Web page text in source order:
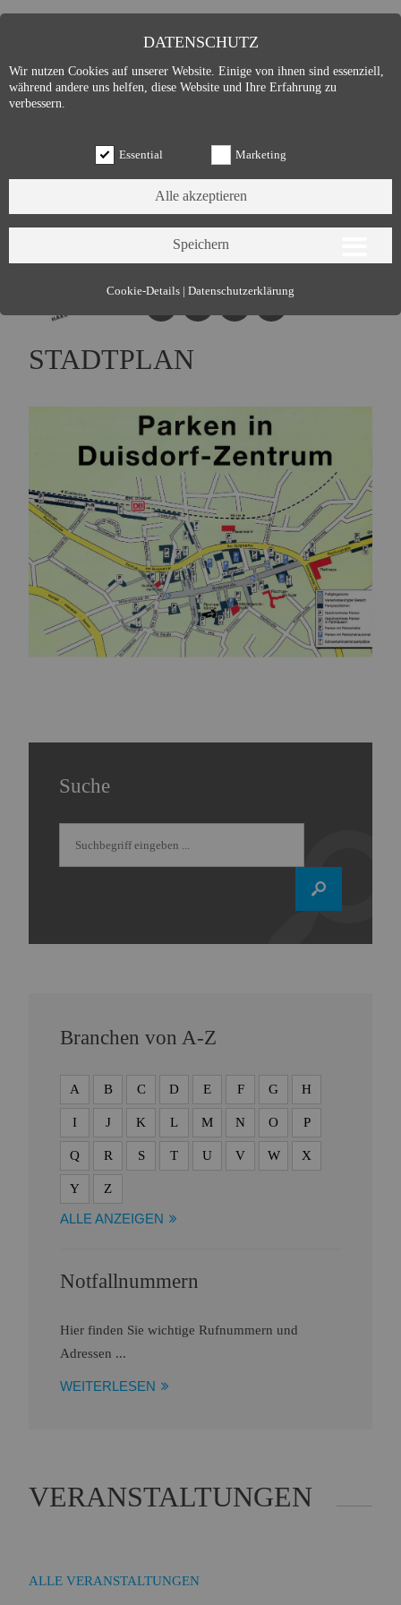
STADTPLAN
Suche
Branchen von A-Z
A B C D E F G H
I J K L M N O P
Q R S T U V W X
Y Z
ALLE ANZEIGEN
Notfallnummern
Hier finden Sie wichtige Rufnummern und
Adressen ...
WEITERLESEN
VERANSTALTUNGEN
ALLE VERANSTALTUNGEN
DATENSCHUTZ
Wir nutzen Cookies auf unserer Website. Einige von ihnen sind essenziell,
während andere uns helfen, diese Website und Ihre Erfahrung zu
verbessern.
Essential Marketing
Essential (3)
Name:
Cookie Hinweis
Cookies:
allowCookie
Speichert die aktuelle Session des Besuchers
PHPSESSID
Dauer der Browsersitzung
Name:
Resolution
Zweck:
Speichert die Auflösung des Browserfensters
Cookies:
resolution
Laufzeit:
Dauer der Browsersitzung
Marketing (0)
Cookie-Details | Datenschutzerklärung